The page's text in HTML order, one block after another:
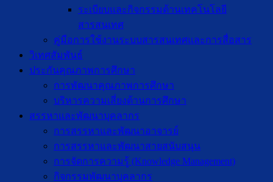
ระเบียบและกิจกรรมด้านเทคโนโลยี
สารสนเทศ
คู่มือการใช้งานระบบสารสนเทศและการสื่อสาร
วิเทศสัมพันธ์
ประกันคุณภาพการศึกษา
การพัฒนาคุณภาพการศึกษา
บริหารความเสี่ยงด้านการศึกษา
สรรหาและพัฒนาบุคลากร
การสรรหาและพัฒนาอาจารย์
การสรรหาและพัฒนาสายสนับสนุน
การจัดการความรู้ (Knowledge Management)
กิจกรรมพัฒนาบุคลากร